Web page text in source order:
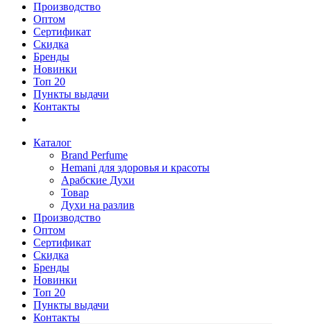
Производство
Оптом
Сертификат
Скидка
Бренды
Новинки
Топ 20
Пункты выдачи
Контакты
Каталог
Brand Perfume
Hemani для здоровья и красоты
Арабские Духи
Товар
Духи на разлив
Производство
Оптом
Сертификат
Скидка
Бренды
Новинки
Топ 20
Пункты выдачи
Контакты